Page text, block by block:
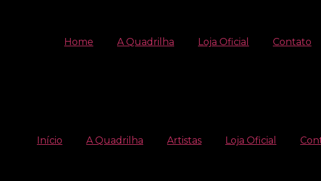
Home A Quadrilha Loja Oficial Contato
Início A Quadrilha Artistas Loja Oficial